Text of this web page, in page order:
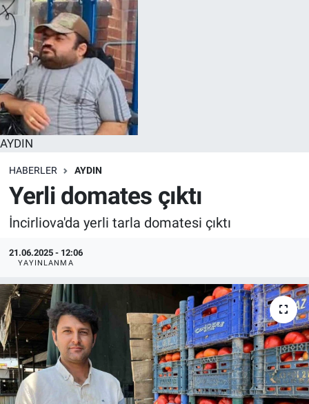
AYDIN
HABERLER AYDIN
Yerli domates çıktı
İncirliova'da yerli tarla domatesi çıktı
21.06.2025 - 12:06
YAYINLANMA